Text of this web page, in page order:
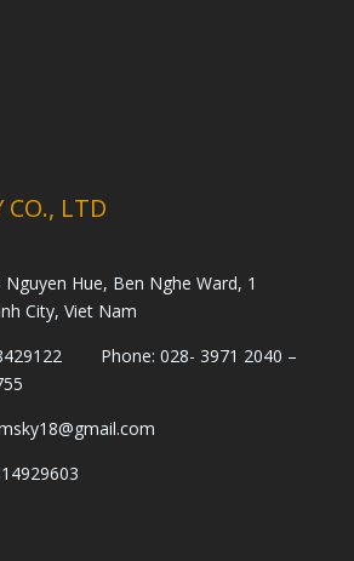
CO., LTD
Hue, Ben Nghe Ward, 1
City, Viet Nam
Phone: 028- 3971 2040 –